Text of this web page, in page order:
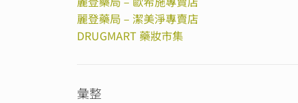
麗登藥局 – 潔美淨專賣店
DRUGMART 藥妝市集
彙整